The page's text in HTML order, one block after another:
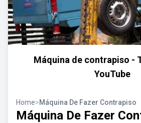
Máquina de contrapiso -
YouTube
Home>Máquina De Fazer Contrapiso
Máquina De Fazer